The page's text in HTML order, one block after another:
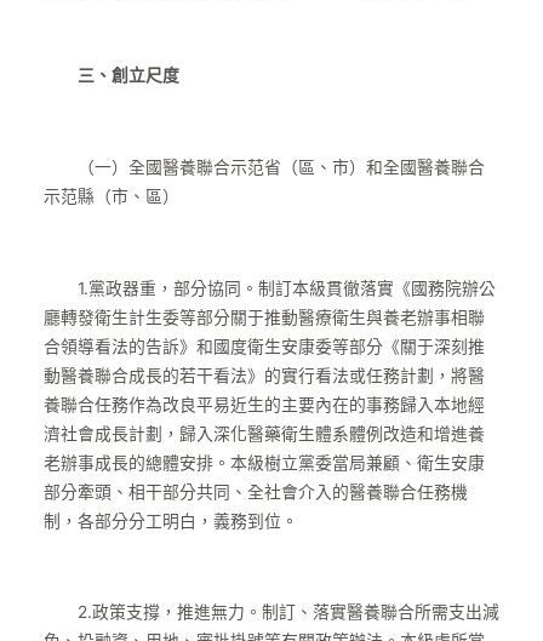
三、創立尺度
（一）全國醫養聯合示范省（區、市）和全國醫養聯合
示范縣（市、區）
1.黨政器重，部分協同。制訂本級貫徹落實《國務院辦公
廳轉發衛生計生委等部分關于推動醫療衛生與養老辦事相聯
合領導看法的告訴》和國度衛生安康委等部分《關于深刻推
動醫養聯合成長的若干看法》的實行看法或任務計劃，將醫
養聯合任務作為改良平易近生的主要內在的事務歸入本地經
濟社會成長計劃，歸入深化醫藥衛生體系體例改造和增進養
老辦事成長的總體安排。本級樹立黨委當局兼顧、衛生安康
部分牽頭、相干部分共同、全社會介入的醫養聯合任務機
制，各部分分工明白，義務到位。
2.政策支撐，推進無力。制訂、落實醫養聯合所需支出減